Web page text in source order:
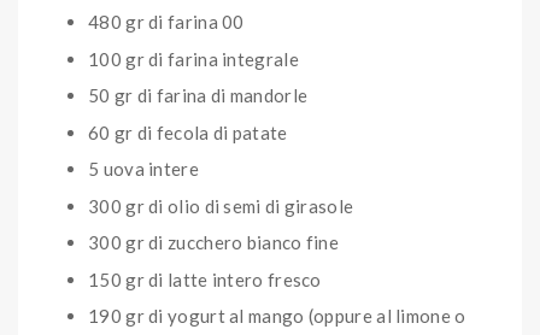
480 gr di farina 00
100 gr di farina integrale
50 gr di farina di mandorle
60 gr di fecola di patate
5 uova intere
300 gr di olio di semi di girasole
300 gr di zucchero bianco fine
150 gr di latte intero fresco
190 gr di yogurt al mango (oppure al limone o